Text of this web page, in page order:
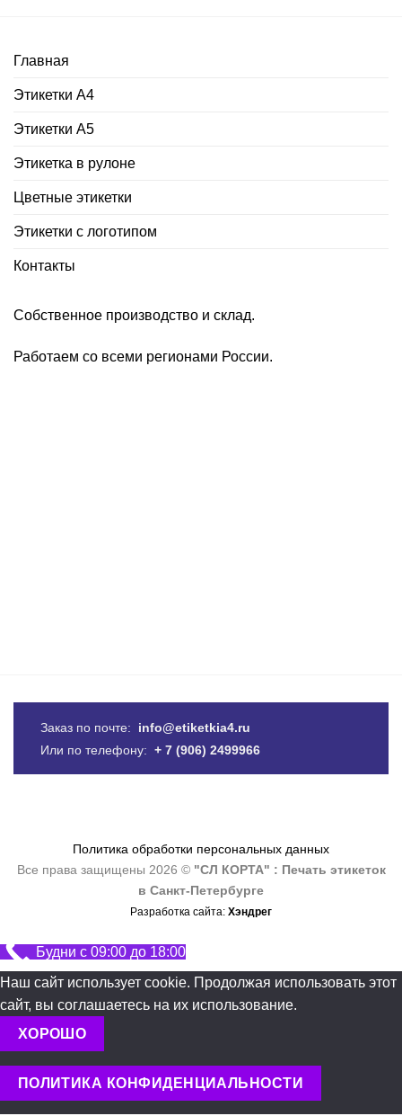
Главная
Этикетки А4
Этикетки А5
Этикетка в рулоне
Цветные этикетки
Этикетки с логотипом
Контакты
Собственное производство и склад.
Работаем со всеми регионами России.
Заказ по почте: info@etiketkia4.ru
Или по телефону: + 7 (906) 2499966
Политика обработки персональных данных
Все права защищены 2026 © "СЛ КОРТА" : Печать этикеток
в Санкт-Петербурге
Разработка сайта: Хэндрег
Будни с 09:00 до 18:00
Наш сайт использует cookie. Продолжая использовать этот
сайт, вы соглашаетесь на их использование.
ХОРОШО
ПОЛИТИКА КОНФИДЕНЦИАЛЬНОСТИ